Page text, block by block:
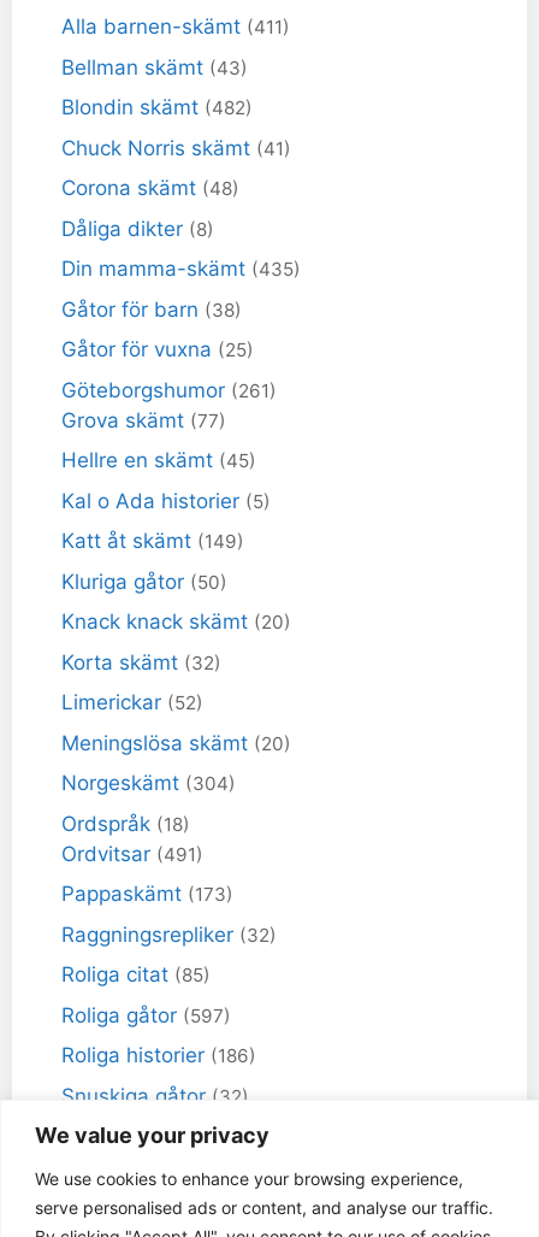
We value your privacy
We use cookies to enhance your browsing experience,
serve personalised ads or content, and analyse our traffic.
Alla barnen-skämt (411)
Bellman skämt (43)
Blondin skämt (482)
Chuck Norris skämt (41)
Corona skämt (48)
Dåliga dikter (8)
Din mamma-skämt (435)
Gåtor för barn (38)
Gåtor för vuxna (25)
Göteborgshumor (261)
Grova skämt (77)
Hellre en skämt (45)
Kal o Ada historier (5)
Katt åt skämt (149)
Kluriga gåtor (50)
Knack knack skämt (20)
Korta skämt (32)
Limerickar (52)
Meningslösa skämt (20)
Norgeskämt (304)
Ordspråk (18)
Ordvitsar (491)
Pappaskämt (173)
Raggningsrepliker (32)
Roliga citat (85)
Roliga gåtor (597)
Roliga historier (186)
Snuskiga gåtor (32)
Snuskiga skämt(98)
Sportskämt (18)
Torra skämt (461)